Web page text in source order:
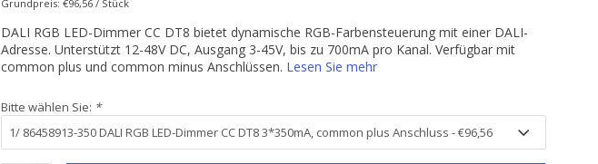
Grundpreis: €96,56 / Stück
DALI RGB LED-Dimmer CC DT8 bietet dynamische RGB-Farbensteuerung mit einer DALI-
Adresse. Unterstützt 12-48V DC, Ausgang 3-45V, bis zu 700mA pro Kanal. Verfügbar mit
common plus und common minus Anschlüssen. Lesen Sie mehr
Bitte wählen Sie: *